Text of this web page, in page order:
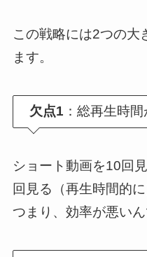
この戦略には2つの大
ます。
欠点1 ：総再生時
ショート動画を10回
回見る（再生時間的に
つまり、効率が悪いん